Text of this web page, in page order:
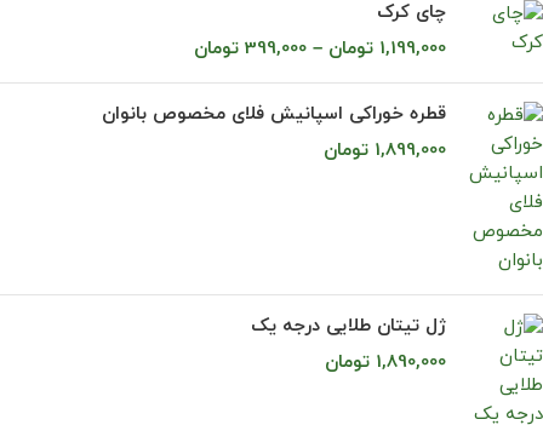
چای کرک
1,199,000 تومان –
399,000 تومان
قطره خوراکی اسپانيش فلای مخصوص بانوان
1,899,000 تومان
ژل تيتان طلایی درجه يک
1,890,000 تومان